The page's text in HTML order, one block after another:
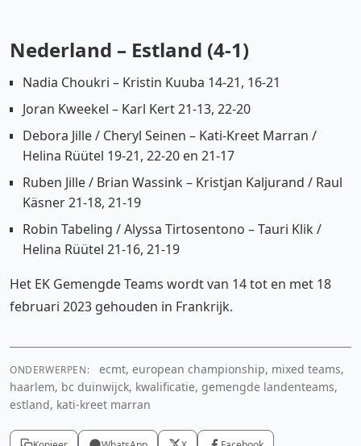
Nederland – Estland (4-1)
Nadia Choukri – Kristin Kuuba 14-21, 16-21
Joran Kweekel – Karl Kert 21-13, 22-20
Debora Jille / Cheryl Seinen – Kati-Kreet Marran /
Helina Rüütel 19-21, 22-20 en 21-17
Ruben Jille / Brian Wassink – Kristjan Kaljurand / Raul
Käsner 21-18, 21-19
Robin Tabeling / Alyssa Tirtosentono – Tauri Klik /
Helina Rüütel 21-16, 21-19
Het EK Gemengde Teams wordt van 14 tot en met 18
februari 2023 gehouden in Frankrijk.
ONDERWERPEN:
ecmt, european championship, mixed teams,
haarlem, bc duinwijck, kwalificatie, gemengde landenteams,
estland, kati-kreet marran